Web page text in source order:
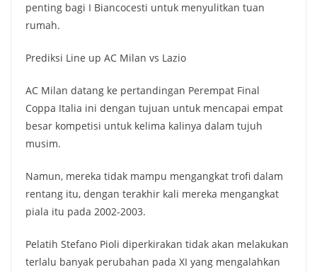
penting bagi I Biancocesti untuk menyulitkan tuan
rumah.
Prediksi Line up AC Milan vs Lazio
AC Milan datang ke pertandingan Perempat Final
Coppa Italia ini dengan tujuan untuk mencapai empat
besar kompetisi untuk kelima kalinya dalam tujuh
musim.
Namun, mereka tidak mampu mengangkat trofi dalam
rentang itu, dengan terakhir kali mereka mengangkat
piala itu pada 2002-2003.
Pelatih Stefano Pioli diperkirakan tidak akan melakukan
terlalu banyak perubahan pada XI yang mengalahkan